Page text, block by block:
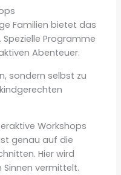
Familien bietet das
Programme
Abenteuer.
sondern selbst zu
Workshops
genau auf die
Hier wird
Sinnen vermittelt.